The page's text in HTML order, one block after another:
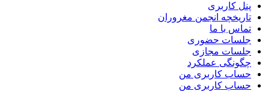
پنل کاربری
تاریخچه انجمن مغروران
تماس با ما
جلسات حضوری
جلسات مجازی
چگونگی عملکرد
حساب کاربری من
حساب کاربری من